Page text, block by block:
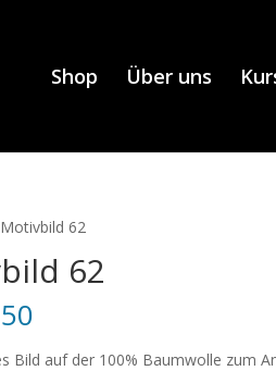
Shop Über uns
62
62
Bild auf der 100% Baumwolle zum